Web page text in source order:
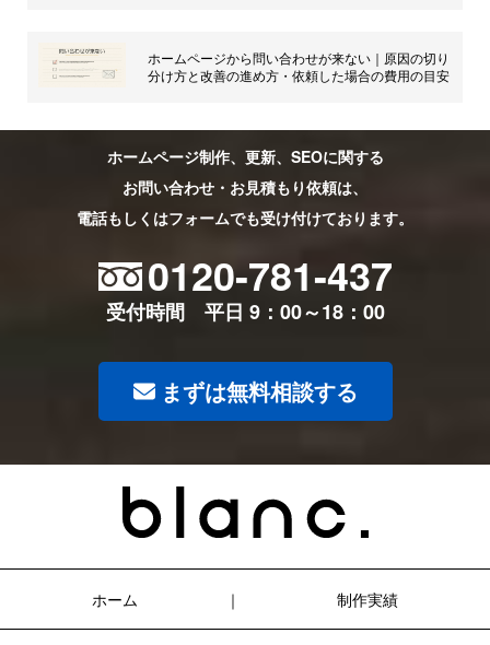
ホームページから問い合わせが来ない｜原因の切り
分け方と改善の進め方・依頼した場合の費用の目安
ホームページ制作、更新、SEOに関する
お問い合わせ・お見積もり依頼は、
電話もしくはフォームでも受け付けております。
0120-781-437
受付時間 平日 9：00～18：00
まずは無料相談する
ホーム 制作実績